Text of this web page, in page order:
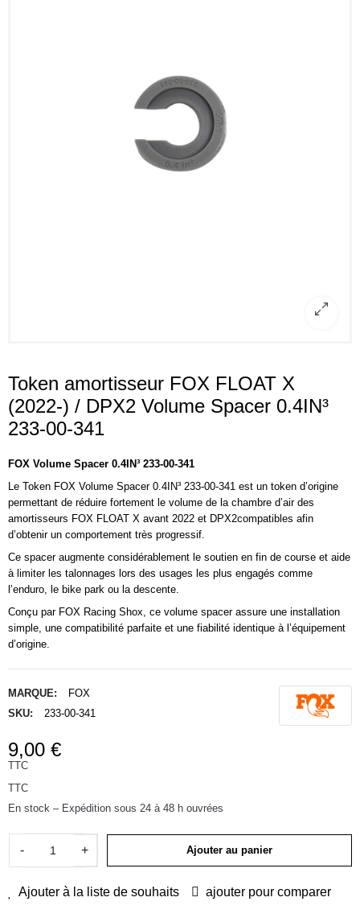
Token amortisseur FOX FLOAT X
(2022-) / DPX2 Volume Spacer 0.4IN³
233-00-341
FOX Volume Spacer 0.4IN³ 233-00-341
Le Token FOX Volume Spacer 0.4IN³ 233-00-341 est un token d’origine
permettant de réduire fortement le volume de la chambre d’air des
amortisseurs FOX FLOAT X avant 2022 et DPX2compatibles afin
d’obtenir un comportement très progressif.
Ce spacer augmente considérablement le soutien en fin de course et aide
à limiter les talonnages lors des usages les plus engagés comme
l’enduro, le bike park ou la descente.
Conçu par FOX Racing Shox, ce volume spacer assure une installation
simple, une compatibilité parfaite et une fiabilité identique à l’équipement
d’origine.
MARQUE:
FOX
SKU:
233-00-341
9,00 €
TTC
TTC
En stock – Expédition sous 24 à 48 h ouvrées
- + Ajouter au panier
Ajouter à la liste de souhaits ajouter pour comparer